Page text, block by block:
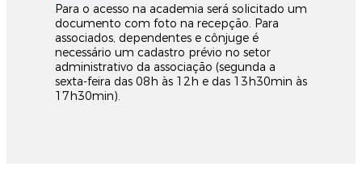
Para o acesso na academia será solicitado um
documento com foto na recepção. Para
associados, dependentes e cônjuge é
necessário um cadastro prévio no setor
administrativo da associação (segunda a
sexta-feira das 08h às 12h e das 13h30min às
17h30min).